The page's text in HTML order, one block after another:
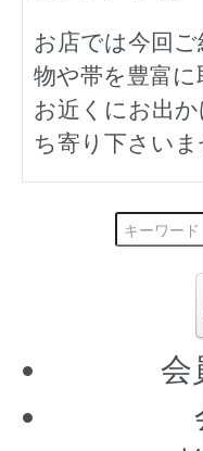
お店では今回
物や帯を豊富に
お近くにお出
ち寄り下さいま
会